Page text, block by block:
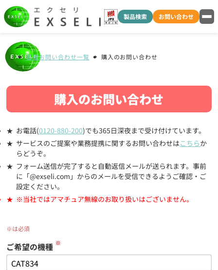
製品検索 お問い合わせ
各種お問い合わせ一覧 購入のお問い合わせ
購入のお問い合わせ
お電話(0120-880-200)でも365日深夜まで受け付けています。
サービスのご提案や業務提携に関するお問い合わせはこちらか
らどうぞ。
フォーム送信が完了すると自動返信メールが送られます。事前
に「@exseli.com」からのメールを受信できるようご確認・ご
設定ください。
※当社ではアマチュア無線のお取り扱いはございません。
※は必須
ご希望の機種 ※